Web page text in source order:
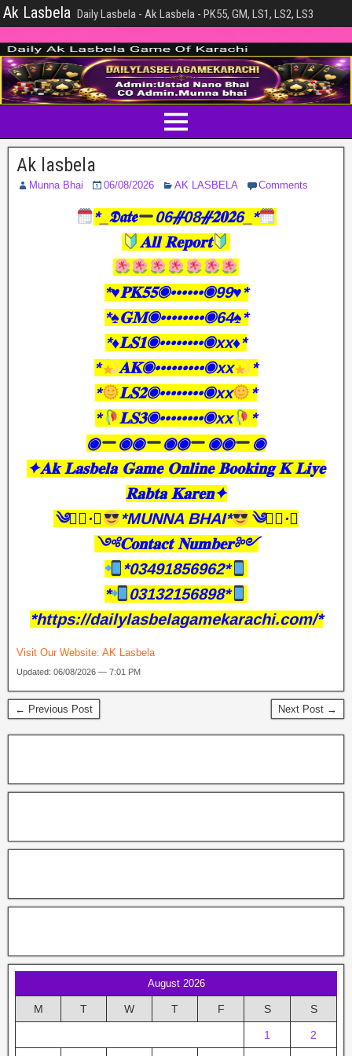
Ak Lasbela Daily Lasbela - Ak Lasbela - PK55, GM, LS1, LS2, LS3
Ak lasbela
Munna Bhai 06/08/2026 AK LASBELA Comments
*_𝕯𝖆𝖙𝖊
06ᚌ08ᚌ𝟐𝟎𝟐6_*
𝐀𝐥𝐥 𝐑𝐞𝐩𝐨𝐫𝐭
*♥️𝐏𝐊𝟓𝟓◉••••••◉99♥️*
*♠️𝐆𝐌◉••••••••◉64♠️*
*♦️𝐋𝐒𝟏◉••••••••◉xx♦️*
*
𝐀𝐊◉•••••••••◉xx
*
*
𝐋𝐒𝟐◉••••••••◉xx
*
*
𝐋𝐒𝟑◉••••••••◉xx
*
◉
◉◉ ◉◉ ◉◉
◉
✦𝐀𝐤 𝐋𝐚𝐬𝐛𝐞𝐥𝐚 𝐆𝐚𝐦𝐞 𝐎𝐧𝐥𝐢𝐧𝐞 𝐁𝐨𝐨𝐤𝐢𝐧𝐠 𝐊 𝐋𝐢𝐲𝐞
𝐑𝐚𝐛𝐭𝐚 𝐊𝐚𝐫𝐞𝐧✦
༄●⃝·★
*MUNNA BHAI*
༄●⃝·★
༺𝐂𝐨𝐧𝐭𝐚𝐜𝐭 𝐍𝐮𝐦𝐛𝐞𝐫༻
*03491856962*
*
03132156898*
*https://dailylasbelagamekarachi.com/*
Visit Our Website: AK Lasbela
Updated: 06/08/2026 — 7:01 PM
← Previous Post Next Post →
August 2026
M T W T F S S
1 2